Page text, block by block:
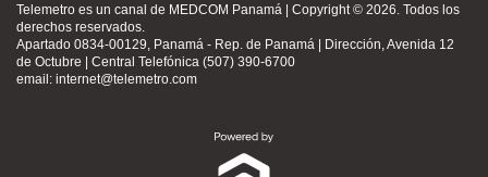
Telemetro es un canal de MEDCOM Panamá | Copyright © 2026. Todos los
derechos reservados.
Apartado 0834-00129, Panamá - Rep. de Panamá | Dirección, Avenida 12
de Octubre | Central Telefónica (507) 390-6700
email: internet@telemetro.com